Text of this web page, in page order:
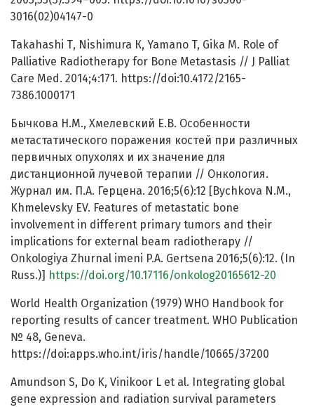
3016(02)04147-0
Takahashi Т, Nishimura К, Yamano T, Gika M. Role of
Palliative Radiotherapy for Bone Metastasis // J Palliat
Care Med. 2014;4:171. https://doi:10.4172/2165-
7386.1000171
Бычкова Н.М., Хмелевский Е.В. Особенности
метастатического поражения костей при различных
первичных опухолях и их значение для
дистанционной лучевой терапии // Онкология.
Журнал им. П.А. Герцена. 2016;5(6):12 [Bychkova N.M.,
Khmelevsky EV. Features of metastatic bone
involvement in different primary tumors and their
implications for external beam radiotherapy //
Onkologiya Zhurnal imeni P.A. Gertsena 2016;5(6):12. (In
Russ.)] https://doi.org/10.17116/onkolog20165612-20
World Health Organization (1979) WHO Handbook for
reporting results of cancer treatment. WHO Publication
№ 48, Geneva.
https://doi:apps.who.int/iris/handle/10665/37200
Amundson S, Do K, Vinikoor L et al. Integrating global
gene expression and radiation survival parameters